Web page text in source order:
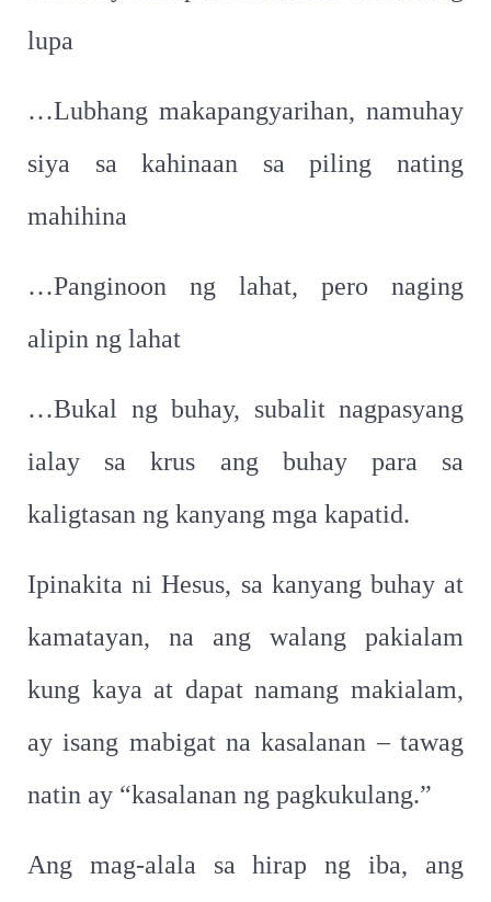
lupa
…Lubhang makapangyarihan, namuhay
siya sa kahinaan sa piling nating
mahihina
…Panginoon ng lahat, pero naging
alipin ng lahat
…Bukal ng buhay, subalit nagpasyang
ialay sa krus ang buhay para sa
kaligtasan ng kanyang mga kapatid.
Ipinakita ni Hesus, sa kanyang buhay at
kamatayan, na ang walang pakialam
kung kaya at dapat namang makialam,
ay isang mabigat na kasalanan – tawag
natin ay “kasalanan ng pagkukulang.”
Ang mag-alala sa hirap ng iba, ang